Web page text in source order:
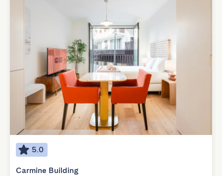
5.0
Carmine Building